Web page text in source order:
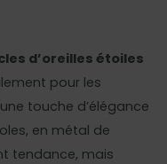
d’oreilles étoiles
pour les
touche d’élégance
en métal de
tendance, mais